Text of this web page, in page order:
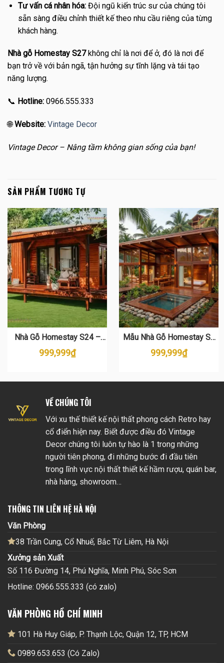
Tư vấn cá nhân hóa:Đội ngũ kiến trúc sư của chúng tôi
sẵn sàng điều chỉnh thiết kế theo nhu cầu riêng của từng
khách hàng.
Nhà gỗ Homestay S27không chỉ là nơi để ở, đó là nơi để
bạn trở về với bản ngã, tận hưởng sự tĩnh lặng và tái tạo
năng lượng.
📞 Hotline: 0966.555.333
🌐Website: Vintage Decor
Vintage Decor – Nâng tầm không gian sống của bạn!
SẢN PHẨM TƯƠNG TỰ
Nhà Gỗ Homestay S24 –
Thiết Kế Gỗ Thông Sang
Trọng
999,999₫
Mẫu Nhà Gỗ Homestay S8
Đẹp – Thi Công Trọn Gói Giá
Tốt
999,999₫
VỀ CHÚNG TÔI
Với xu thế thiết kế nội thất phong cách Retro hay
cổ điển hiện nay. Biết được điều đó Vintage
Decor chúng tôi luôn tự hào là 1 trong những
người tiên phong, đi những bước đi đầu tiên
trong lĩnh vực nội thất thiết kế hầm rượu, quán bar,
nhà hàng, showroom…
THÔNG TIN LIÊN HỆ HÀ NỘI
Văn Phòng
38 Trần Cung, Cổ Nhuế, Bắc Từ Liêm, Hà Nội
Xưởng sản Xuất
Số 116 Đường 14, Phú Nghĩa, Minh Phú, Sóc Sơn
Hotline: 0966.555.333 (có zalo)
VĂN PHÒNG HỒ CHÍ MINH
101 Hà Huy Giáp, P. Thạnh Lộc, Quận 12, TP, HCM
0989.653.653 (Có Zalo)